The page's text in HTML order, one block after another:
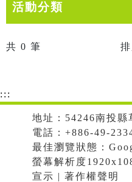
活動分類
共 0 筆
:::
地址：54246南投縣
電話：+886-49-
最佳瀏覽狀態：
螢幕解析度
宣示 | 著作權聲明